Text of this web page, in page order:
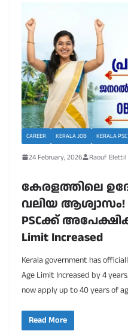
CAREER KERALA JOB KERALA PSC
24 February, 2026 Raouf Elettil
കേരളത്തിലെ
വലിയ
PSCക്ക്
Limit Increased
Kerala government has
Age Limit Increased by 4
now apply up to 40 years of
Read More